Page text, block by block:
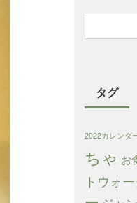
タグ
2022カレンダ
ちゃ お
トウォ